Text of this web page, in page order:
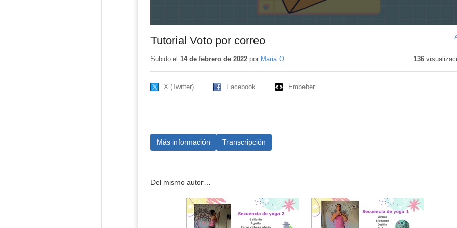
Tutorial Voto por correo
Subido el 14 de febrero de 2022por Maria O. 136
X (Twitter) Facebook Embeber
Más información Transcripción
Del mismo autor…